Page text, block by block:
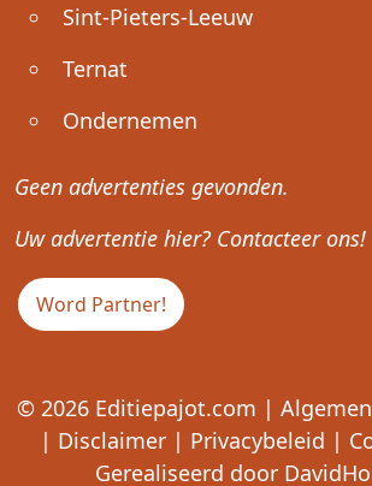
Sint-Pieters-Leeuw
Ternat
Ondernemen
Geen advertenties gevonden.
Uw advertentie hier? Contacteer ons!
Word Partner!
© 2026 Editiepajot.com |
| Disclaimer | Privacybeleid |
Gerealiseerd door